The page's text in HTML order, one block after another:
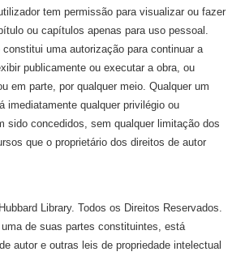
tem permissão para visualizar ou fazer
ou capítulos apenas para uso pessoal.
uma autorização para continuar a
publicamente ou executar a obra, ou
em parte, por qualquer meio. Qualquer um
imediatamente qualquer privilégio ou
sido concedidos, sem qualquer limitação dos
que o proprietário dos direitos de autor
Library. Todos os Direitos Reservados.
de suas partes constituintes, está
autor e outras leis de propriedade intelectual